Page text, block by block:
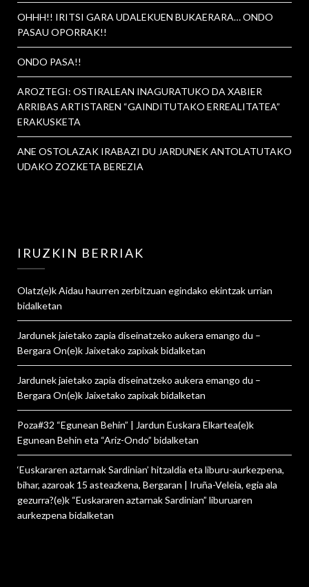
OHHH!! IRITSI GARA UDALEKUEN BUKAERARA… ONDO
PASAU OPORRAK!!
ONDO PASA!!
AROZTEGI: OSTIRALEAN INAGURATUKO DA XABIER
ARRIBAS ARTISTAREN “GAINDITUTAKO ERREALITATEA”
ERAKUSKETA
ANE OSTOLAZAK IRABAZI DU JARDUNEK ANTOLATUTAKO
UDAKO ZOZKETA BEREZIA
IRUZKIN BERRIAK
Olatz(e)kAidau haurren zerbitzuan egindako ekintzak urrian
bidalketan
Jardunek jaietako zapia diseinatzeko aukera emango du –
Bergara On(e)k Jaixetako zapixakbidalketan
Jardunek jaietako zapia diseinatzeko aukera emango du –
Bergara On(e)k Jaixetako zapixakbidalketan
Poza#32 “Egunean Behin” | Jardun Euskara Elkartea(e)k
Egunean Behin eta “Ariz-Ondo” bidalketan
‘Euskararen aztarnak Sardinian’ hitzaldia eta liburu-aurkezpena,
bihar, azaroak 15 asteazkena, Bergaran | Iruña-Veleia, egia ala
gezurra?(e)k “Euskararen aztarnak Sardinian” liburuaren
aurkezpena bidalketan